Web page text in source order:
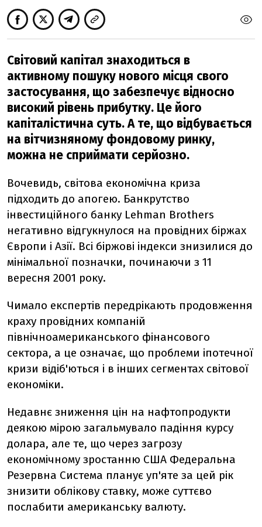
Світовий капітал знаходиться в
активному пошуку нового місця свого
застосування, що забезпечує відносно
високий рівень прибутку. Це його
капіталістична суть. А те, що відбувається
на вітчизняному фондовому ринку,
можна не сприймати серйозно.
Вочевидь, світова економічна криза
підходить до апогею. Банкрутство
інвестиційного банку Lehman Brothers
негативно відгукнулося на провідних біржах
Європи і Азії. Всі біржові індекси знизилися до
мінімальної позначки, починаючи з 11
вересня 2001 року.
Чимало експертів передрікають продовження
краху провідних компаній
північноамериканського фінансового
сектора, а це означає, що проблеми іпотечної
кризи відіб'ються і в інших сегментах світової
економіки.
Недавнє зниження цін на нафтопродукти
деякою мірою загальмувало падіння курсу
долара, але те, що через загрозу
економічному зростанню США Федеральна
Резервна Система планує уп'яте за цей рік
знизити облікову ставку, може суттєво
послабити американську валюту.